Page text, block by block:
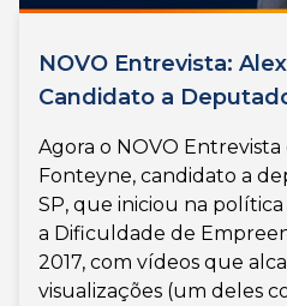
NOVO Entrevista:
Candidato a
Agora o NOVO
Fonteyne, candidato a
SP, que iniciou na
a Dificuldade de
2017, com vídeos que
visualizações (um deles